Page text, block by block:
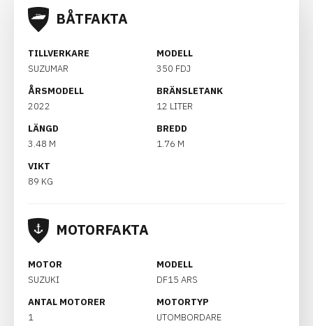
BÅTFAKTA
TILLVERKARE
SUZUMAR
MODELL
350 FDJ
ÅRSMODELL
2022
BRÄNSLETANK
12 LITER
LÄNGD
3.48 M
BREDD
1.76 M
VIKT
89 KG
MOTORFAKTA
MOTOR
SUZUKI
MODELL
DF15 ARS
ANTAL MOTORER
1
MOTORTYP
UTOMBORDARE